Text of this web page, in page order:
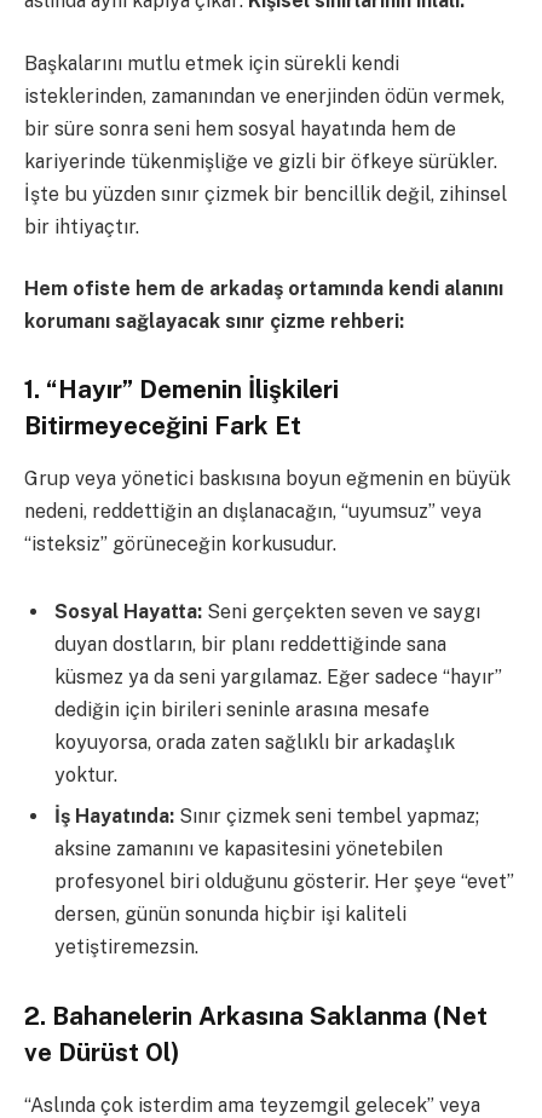
Başkalarını mutlu etmek için sürekli kendi
isteklerinden, zamanından ve enerjinden ödün vermek,
bir süre sonra seni hem sosyal hayatında hem de
kariyerinde tükenmişliğe ve gizli bir öfkeye sürükler.
İşte bu yüzden sınır çizmek bir bencillik değil, zihinsel
bir ihtiyaçtır.
Hem ofiste hem de arkadaş ortamında kendi alanını
korumanı sağlayacak sınır çizme rehberi:
1. “Hayır” Demenin İlişkileri
Bitirmeyeceğini Fark Et
Grup veya yönetici baskısına boyun eğmenin en büyük
nedeni, reddettiğin an dışlanacağın, “uyumsuz” veya
“isteksiz” görüneceğin korkusudur.
Sosyal Hayatta: Seni gerçekten seven ve saygı
duyan dostların, bir planı reddettiğinde sana
küsmez ya da seni yargılamaz. Eğer sadece “hayır”
dediğin için birileri seninle arasına mesafe
koyuyorsa, orada zaten sağlıklı bir arkadaşlık
yoktur.
İş Hayatında: Sınır çizmek seni tembel yapmaz;
aksine zamanını ve kapasitesini yönetebilen
profesyonel biri olduğunu gösterir. Her şeye “evet”
dersen, günün sonunda hiçbir işi kaliteli
yetiştiremezsin.
2. Bahanelerin Arkasına Saklanma (Net
ve Dürüst Ol)
“Aslında çok isterdim ama teyzemgil gelecek” veya